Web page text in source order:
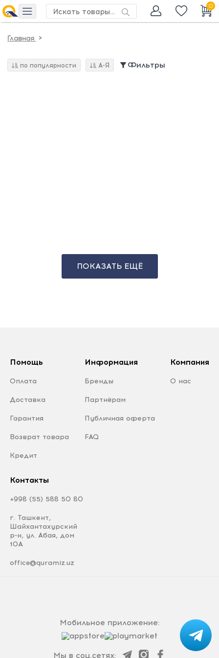
0
Главная >
по популярности А-Я Фильтры
ПОКАЗАТЬ ЕЩЁ
Помощь
Оплата
Доставка
Гарантия
Возврат товара
Кредит
Информация
Бренды
Партнёрам
Публичная оферта
FAQ
Компания
О нас
Контакты
+998 (55) 588 50 80
г. Ташкент,
Шайхантахурский
р-н, ул. Абая, дом
10А
office@quramiz.uz
Мобильное приложение:
Мы в соц.сетях: